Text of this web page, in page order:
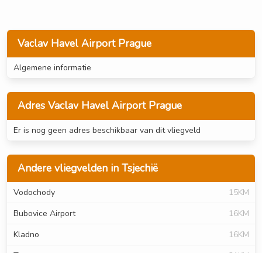
Vaclav Havel Airport Prague
Algemene informatie
Adres Vaclav Havel Airport Prague
Er is nog geen adres beschikbaar van dit vliegveld
Andere vliegvelden in Tsjechië
Vodochody
15KM
Bubovice Airport
16KM
Kladno
16KM